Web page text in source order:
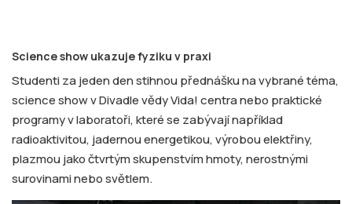
Science show ukazuje fyziku v praxi
Studenti za jeden den stihnou přednášku na vybrané téma,
science show v Divadle vědy Vida! centra nebo praktické
programy v laboratoři, které se zabývají například
radioaktivitou, jadernou energetikou, výrobou elektřiny,
plazmou jako čtvrtým skupenstvím hmoty, nerostnými
surovinami nebo světlem.